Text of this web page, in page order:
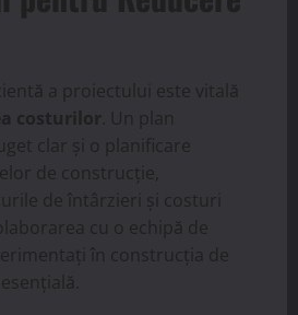
a proiectului este vitală
costurilor . Un plan
clar și o planificare
de construcție,
de întârzieri și costuri
cu o echipă de
în construcția de